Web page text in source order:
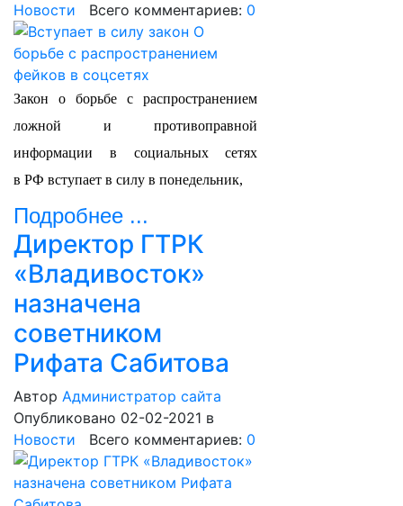
Новости Всего комментариев: 0
Закон о борьбе с распространением
ложной и противоправной
информации в социальных сетях
в РФ вступает в силу в понедельник,
Подробнее ...
Директор ГТРК
«Владивосток»
назначена
советником
Рифата Сабитова
Автор Администратор сайта
Опубликовано 02-02-2021 в
Новости Всего комментариев: 0